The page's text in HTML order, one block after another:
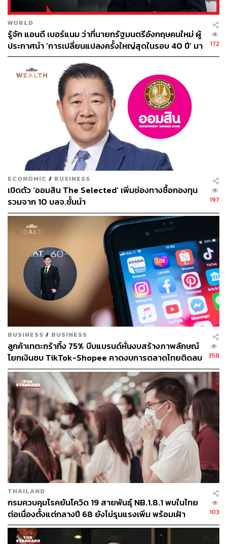
WORLD
รู้จัก แอนดี เบอร์แนม ว่าที่นายกรัฐมนตรีอังกฤษคนใหม่ ผู้
ประกาศนำ ‘การเปลี่ยนแปลงครั้งใหญ่สุดในรอบ 40 ปี’ มา
สู่การเมืองอังกฤษ
172
ECONOMIC / BUSINESS
เปิดตัว ‘ออมสิน The Selected’ เพิ่มช่องทางซื้อกองทุน
รวมจาก 10 บลจ.ชั้นนำ
197
BUSINESS / BUSINESS
ลูกค้าเทตะกร้าทิ้ง 75% บีบแบรนด์หั่นงบสร้างภาพลักษณ์
โยกเงินซบ TikTok-Shopee คาดงบการตลาดไทยติดลบ
ครั้งแรกในรอบ 14 ปี
358
THAILAND
กรมควบคุมโรคยันโควิด 19 สายพันธุ์ NB.1.8.1 พบในไทย
ต่อเนื่องตั้งแต่กลางปี 68 ยังไม่รุนแรงเพิ่ม พร้อมเฝ้า
ระวัง-ติดตามใกล้ชิด
103